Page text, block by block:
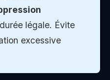
légale. Évite
excessive